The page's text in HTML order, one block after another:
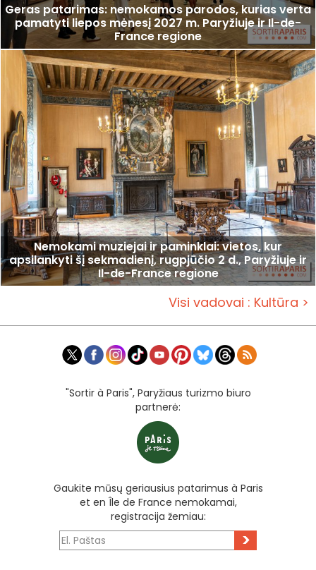
Geras patarimas: nemokamos parodos, kurias verta
pamatyti liepos mėnesį 2027 m. Paryžiuje ir Il-de-
France regione
Nemokami muziejai ir paminklai: vietos, kur
apsilankyti šį sekmadienį, rugpjūčio 2 d., Paryžiuje ir
Il-de-France regione
Visi vadovai : Kultūra >
"Sortir à Paris", Paryžiaus turizmo biuro
partnerė:
Gaukite mūsų geriausius patarimus à Paris
et en Île de France nemokamai,
registracija žemiau:
>